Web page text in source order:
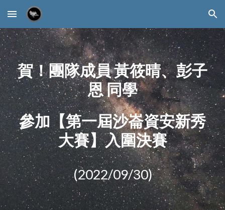
Skip to main content Skip to navigation
賀！團隊成員 黃筱晴、彭子
恩 同學
參加【第一屆沙崙資安新秀
大賽】入圍決賽
(2022/09/30)